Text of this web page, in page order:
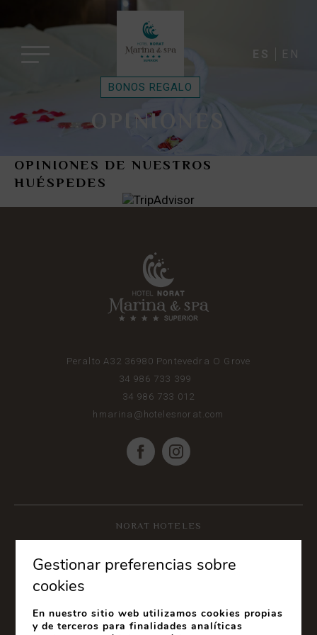
BONOS REGALO
ES EN
OPINIONES
OPINIONES DE NUESTROS
HUÉSPEDES
Peralto A32 36980 Pontevedra O Grove
34 986 733 399
34 986 733 012
hmarina@hotelesnorat.com
NORAT HOTELES
Gestionar preferencias sobre
cookies
En nuestro sitio web utilizamos cookies propias
y de terceros para finalidades analíticas